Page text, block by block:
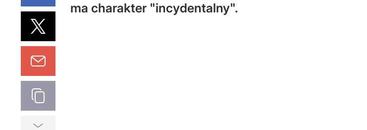
ma charakter "incydentalny".